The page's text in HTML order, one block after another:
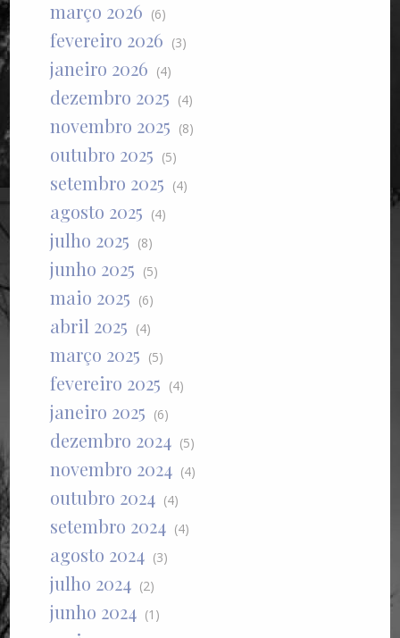
março 2026 (6)
fevereiro 2026 (3)
janeiro 2026 (4)
dezembro 2025 (4)
novembro 2025 (8)
outubro 2025 (5)
setembro 2025 (4)
agosto 2025 (4)
julho 2025 (8)
junho 2025 (5)
maio 2025 (6)
abril 2025 (4)
março 2025 (5)
fevereiro 2025 (4)
janeiro 2025 (6)
dezembro 2024 (5)
novembro 2024 (4)
outubro 2024 (4)
setembro 2024 (4)
agosto 2024 (3)
julho 2024 (2)
junho 2024 (1)